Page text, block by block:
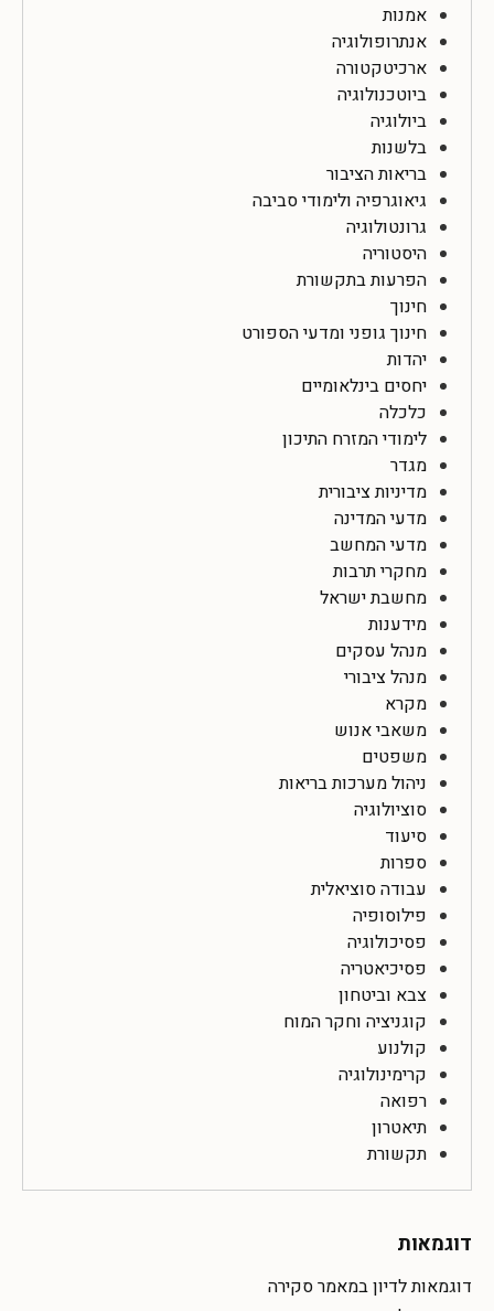
אמנות
אנתרופולוגיה
ארכיטקטורה
ביוטכנולוגיה
ביולוגיה
בלשנות
בריאות הציבור
גיאוגרפיה ולימודי סביבה
גרונטולוגיה
היסטוריה
הפרעות בתקשורת
חינוך
חינוך גופני ומדעי הספורט
יהדות
יחסים בינלאומיים
כלכלה
לימודי המזרח התיכון
מגדר
מדיניות ציבורית
מדעי המדינה
מדעי המחשב
מחקרי תרבות
מחשבת ישראל
מידענות
מנהל עסקים
מנהל ציבורי
מקרא
משאבי אנוש
משפטים
ניהול מערכות בריאות
סוציולוגיה
סיעוד
ספרות
עבודה סוציאלית
פילוסופיה
פסיכולוגיה
פסיכיאטריה
צבא וביטחון
קוגניציה וחקר המוח
קולנוע
קרימינולוגיה
רפואה
תיאטרון
תקשורת
דוגמאות
דוגמאות לדיון במאמר סקירה